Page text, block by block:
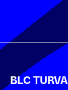
BLC TURVA